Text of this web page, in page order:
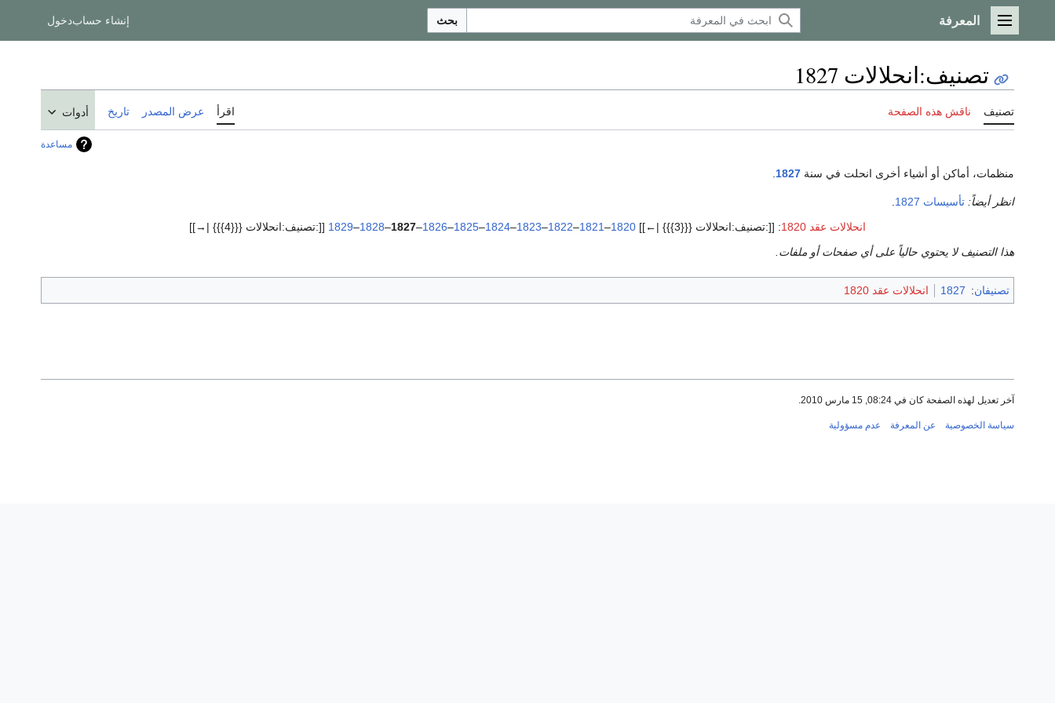
القائمة الرئيسية
المعرفة بحث إنشاء حسابدخول
تصنيف:انحلالات 1827
تصنيف ناقش هذه الصفحة اقرأ عرض المصدر تاريخ أدوات
مساعدة
منظمات، أماكن أو أشياء أخرى انحلت في سنة 1827
انظر أيضاً: تأسيسات 1827
انحلالات عقد 1820
: [[:تصنيف:انحلالات {{{3}}} |←]] 1820
–
1821
–
1822
–
1823
–
1824
–
1825
–
1826
–
1827
–
1828
–
1829 [[:تصنيف:انحلالات {{{4}}} |→]]
هذا التصنيف لا يحتوي حالياً على أي صفحات أو ملفات.
تصنيفان:
1827 انحلالات عقد 1820
آخر تعديل لهذه الصفحة كان في 08:24, 15 مارس 2010.
سياسة الخصوصية عن المعرفة عدم مسؤولية